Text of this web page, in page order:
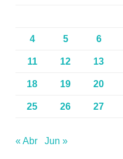
4 5 6
11 12 13
18 19 20
25 26 27
« Abr Jun »